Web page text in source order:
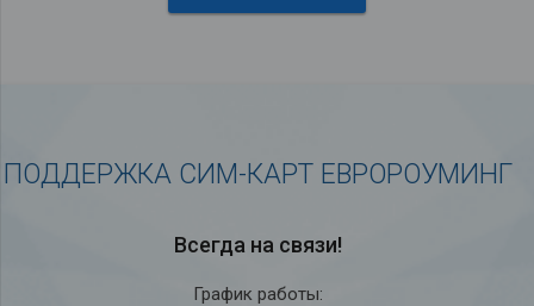
ПОДДЕРЖКА СИМ-КАРТ ЕВРОРОУМИНГ
Всегда на связи!
График работы: